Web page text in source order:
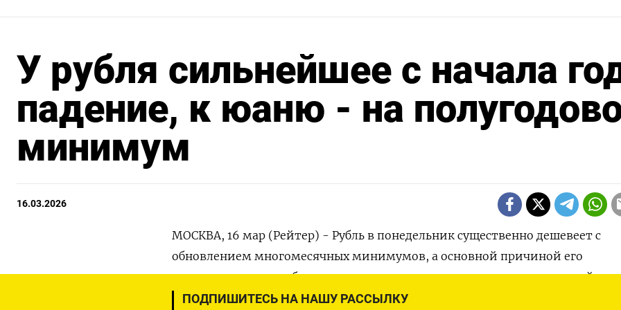
ПОДПИШИТЕСЬ НА НАШУ РАССЫЛКУ
У рубля сильнейшее с начала
падение, к юаню - на
минимум
16.03.2026
МОСКВА, 16 мар (Рейтер) - Рубль в понедельник существенно дешевеет с
обновлением многомесячных минимумов, а основной причиной его
многодневного ослабления участники рынка называют перманентный
дефицит инвалюты после прекращения Минфином РФ операций по